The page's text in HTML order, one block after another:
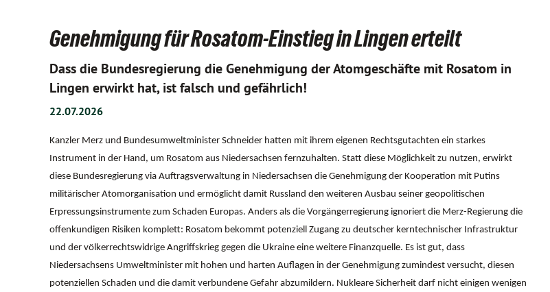
Genehmigung für Rosatom-Einstieg in Lingen erteilt
Dass die Bundesregierung die Genehmigung der Atomgeschäfte mit Rosatom in
Lingen erwirkt hat, ist falsch und gefährlich!
22.07.2026
Kanzler Merz und Bundesumweltminister Schneider hatten mit ihrem eigenen Rechtsgutachten ein starkes
Instrument in der Hand, um Rosatom aus Niedersachsen fernzuhalten. Statt diese Möglichkeit zu nutzen, erwirkt
diese Bundesregierung via Auftragsverwaltung in Niedersachsen die Genehmigung der Kooperation mit Putins
militärischer Atomorganisation und ermöglicht damit Russland den weiteren Ausbau seiner geopolitischen
Erpressungsinstrumente zum Schaden Europas. Anders als die Vorgängerregierung ignoriert die Merz-Regierung die
offenkundigen Risiken komplett: Rosatom bekommt potenziell Zugang zu deutscher kerntechnischer Infrastruktur
und der völkerrechtswidrige Angriffskrieg gegen die Ukraine eine weitere Finanzquelle. Es ist gut, dass
Niedersachsens Umweltminister mit hohen und harten Auflagen in der Genehmigung zumindest versucht, diesen
potenziellen Schaden und die damit verbundene Gefahr abzumildern. Nukleare Sicherheit darf nicht einigen wenigen